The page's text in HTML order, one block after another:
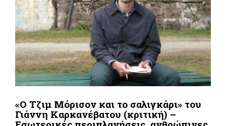
«Ο Τζιμ Μόρισον και το σαλιγκάρι» του
Γιάννη Καρκανέβατου (κριτική) –